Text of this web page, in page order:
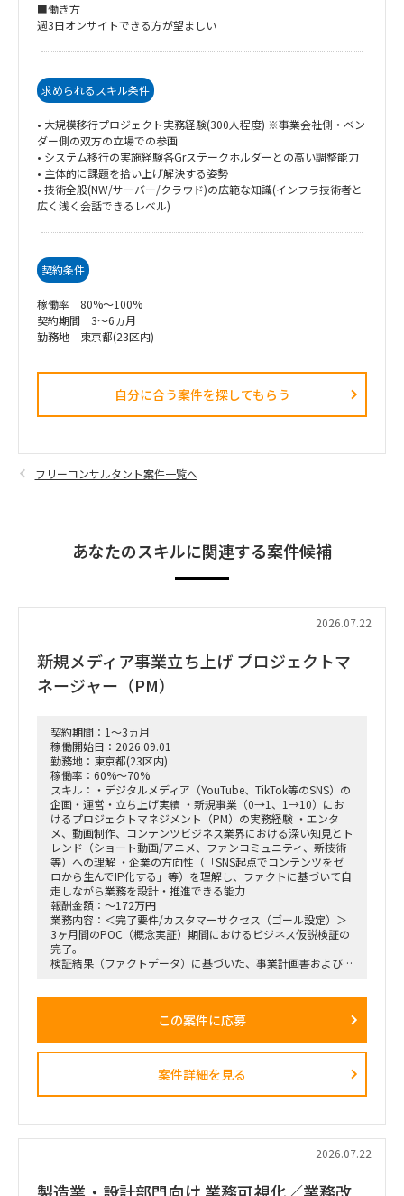
■働き方
週3日オンサイトできる方が望ましい
求められるスキル条件
• 大規模移行プロジェクト実務経験(300人程度) ※事業会社側・ベン
ダー側の双方の立場での参画
• システム移行の実施経験各Grステークホルダーとの高い調整能力
• 主体的に課題を拾い上げ解決する姿勢
• 技術全般(NW/サーバー/クラウド)の広範な知識(インフラ技術者と
広く浅く会話できるレベル)
契約条件
稼働率 80%～100%
契約期間 3～6ヵ月
勤務地 東京都(23区内)
自分に合う案件を探してもらう​
フリーコンサルタント案件一覧へ
あなたのスキルに関連する案件候補
2026.07.22
新規メディア事業立ち上げ プロジェクトマ
ネージャー（PM）
契約期間：1～3ヵ月
稼働開始日：2026.09.01
勤務地：東京都(23区内)
稼働率：60%～70%
スキル：・デジタルメディア（YouTube、TikTok等のSNS）の
企画・運営・立ち上げ実績 ・新規事業（0→1、1→10）にお
けるプロジェクトマネジメント（PM）の実務経験 ・エンタ
メ、動画制作、コンテンツビジネス業界における深い知見とト
レンド（ショート動画/アニメ、ファンコミュニティ、新技術
等）への理解 ・企業の方向性（「SNS起点でコンテンツをゼ
ロから生んでIP化する」等）を理解し、ファクトに基づいて自
走しながら業務を設計・推進できる能力
報酬金額：～172万円
業務内容：＜完了要件/カスタマーサクセス（ゴール設定）＞
3ヶ月間のPOC（概念実証）期間におけるビジネス仮説検証の
完了。
検証結果（ファクトデータ）に基づいた、事業計画書および市
・稟議通過後の実務（POCフェーズ）におけるプロジェクト
・3ヶ月間の検証マイルストーン（ガントチャート等）の設計
・市場調査、ヒアリング対象（パートナー等）の調査・選定・
実行。
デート。
・事業計画、ターゲット層の選定、市場規模の再見直し。
・週1回または隔週1回程度の定例ミーティングへの参加、お
この案件に応募
案件詳細を見る
2026.07.22
製造業・設計部門向け 業務可視化／業務改